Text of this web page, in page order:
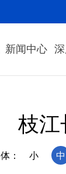
新闻中心
枝
： 小 中